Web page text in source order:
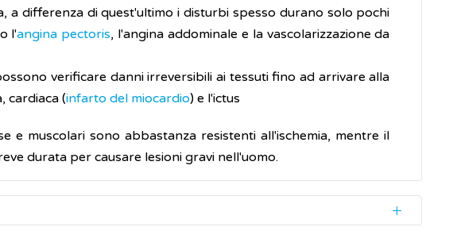
a differenza di quest'ultimo i disturbi spesso durano solo pochi
l'angina pectoris, l'angina addominale e la vascolarizzazione da
verificare danni irreversibili ai tessuti fino ad arrivare alla
cardiaca (infarto del miocardio) e l'ictus
muscolari sono abbastanza resistenti all'ischemia, mentre il
durata per causare lesioni gravi nell'uomo.